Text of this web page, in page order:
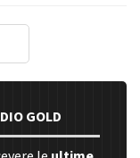
GOLD